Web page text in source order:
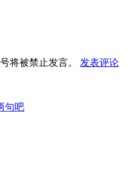
将被禁止发言。
发表评论
句吧